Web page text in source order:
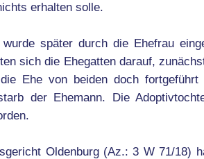
erhalten solle.
wurde später durch die Ehefrau
sich die Ehegatten darauf,
Ehe von beiden doch
der Ehemann. Die
Oldenburg (Az.: 3 W 71/18)